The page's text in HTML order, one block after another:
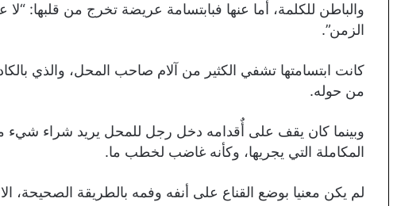
والباطن للكلمة، أما عنها فبابتسامة عريضة تخرج من قلبها:
الزمن”.
كانت ابتسامتها تشفي الكثير من آلام صاحب المحل، والذي
من حوله.
وبينما كان يقف على أٌقدامه دخل رجل للمحل يريد شراء شيء
المكاملة التي يجريها، وكأنه غاضب لخطب ما.
لم يكن معنيا بوضع القناع على أنفه وفمه بالطريقة الصحيحة،